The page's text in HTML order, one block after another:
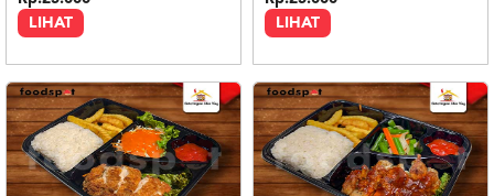
LIHAT LIHAT